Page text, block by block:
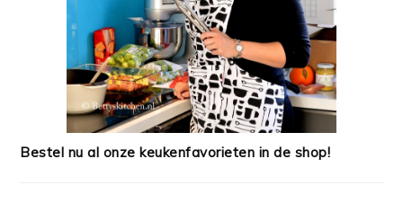
Bestel nu al onze keukenfavorieten in de shop!